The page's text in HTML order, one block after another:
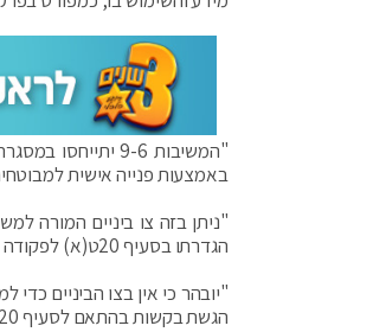
"המשיבות 9-6
באמצעות פנייה אישית
הגדרתו בסעיף 20ט(א) לפקודה או להעביר מידע כאמור בהתאם להוראת סעיף 20ט(ב) לפקודה, וזאת עד החלטה אחרת".
הגשת בקשות בהתאם לסעיף 20ט(ג) לפקודה".